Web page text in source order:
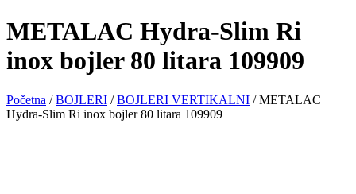
METALAC Hydra-Slim Ri
inox bojler 80 litara 109909
Početna /BOJLERI /BOJLERI VERTIKALNI / METALAC
Hydra-Slim Ri inox bojler 80 litara 109909